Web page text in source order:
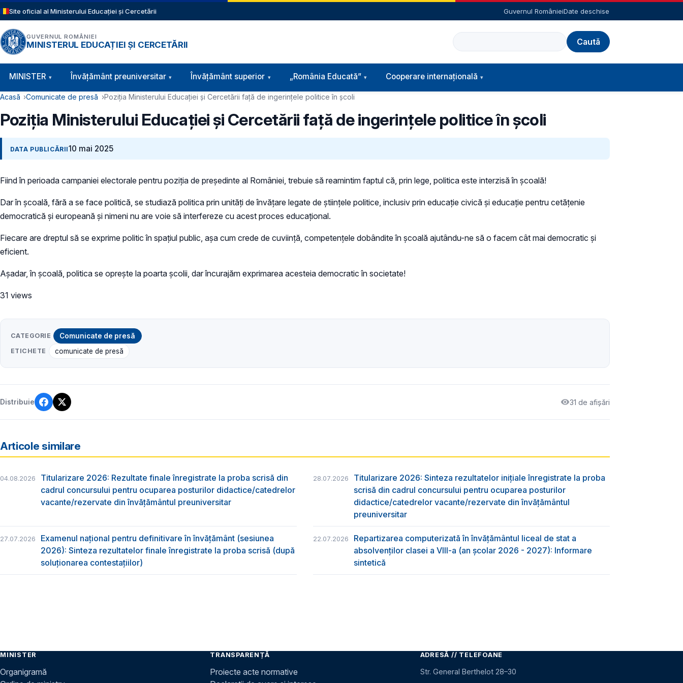
Sari la conținutul principal
Site oficial al Ministerului Educației și Cercetării Guvernul RomânieiDate deschise
GUVERNUL ROMÂNIEI
MINISTERUL EDUCAȚIEI ȘI CERCETĂRII
Caută
Navigație principală
MINISTER Învăţământ preuniversitar Învățământ superior „România Educată” Cooperare internațională
Cale de navigare
Acasă Comunicate de presă Poziția Ministerului Educației și Cercetării față de ingerințele politice în școli
Poziția Ministerului Educației și Cercetării față de ingerințele politice în școli
DATA PUBLICĂRII10 mai 2025
Fiind în perioada campaniei electorale pentru poziția de președinte al României, trebuie să reamintim faptul că, prin lege, politica este interzisă în școală!
Dar în școală, fără a se face politică, se studiază politica prin unități de învățare legate de științele politice, inclusiv prin educație civică și educație pentru cetățenie
democratică și europeană și nimeni nu are voie să interfereze cu acest proces educațional.
Fiecare are dreptul să se exprime politic în spațiul public, așa cum crede de cuviință, competențele dobândite în școală ajutându-ne să o facem cât mai democratic și
eficient.
Așadar, în școală, politica se oprește la poarta școlii, dar încurajăm exprimarea acesteia democratic în societate!
31 views
CATEGORIE Comunicate de presă
ETICHETE comunicate de presă
Distribuie 31 de afișări
Articole similare
04.08.2026
Titularizare 2026: Rezultate finale înregistrate la proba scrisă din
cadrul concursului pentru ocuparea posturilor didactice/catedrelor
vacante/rezervate din învăţământul preuniversitar
28.07.2026
Titularizare 2026: Sinteza rezultatelor inițiale înregistrate la proba
scrisă din cadrul concursului pentru ocuparea posturilor
didactice/catedrelor vacante/rezervate din învăţământul
preuniversitar
27.07.2026
Examenul național pentru definitivare în învățământ (sesiunea
2026): Sinteza rezultatelor finale înregistrate la proba scrisă (după
soluționarea contestațiilor)
22.07.2026
Repartizarea computerizată în învăţământul liceal de stat a
absolvenţilor clasei a VIII-a (an școlar 2026 - 2027): Informare
sintetică
MINISTER
Organigramă
TRANSPARENȚĂ
Proiecte acte normative
ADRESĂ // TELEFOANE
Str. General Berthelot 28–30